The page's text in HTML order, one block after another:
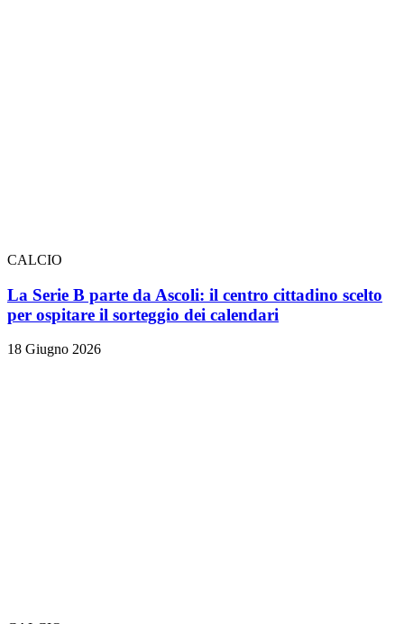
CALCIO
La Serie B parte da Ascoli: il centro cittadino scelto
per ospitare il sorteggio dei calendari
18 Giugno 2026